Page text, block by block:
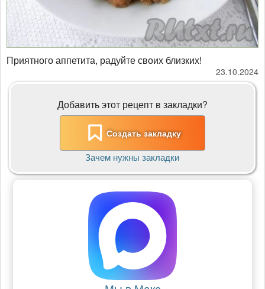
Приятного аппетита, радуйте своих близких!
23.10.2024
Добавить этот рецепт в закладки?
Создать закладку
Зачем нужны закладки